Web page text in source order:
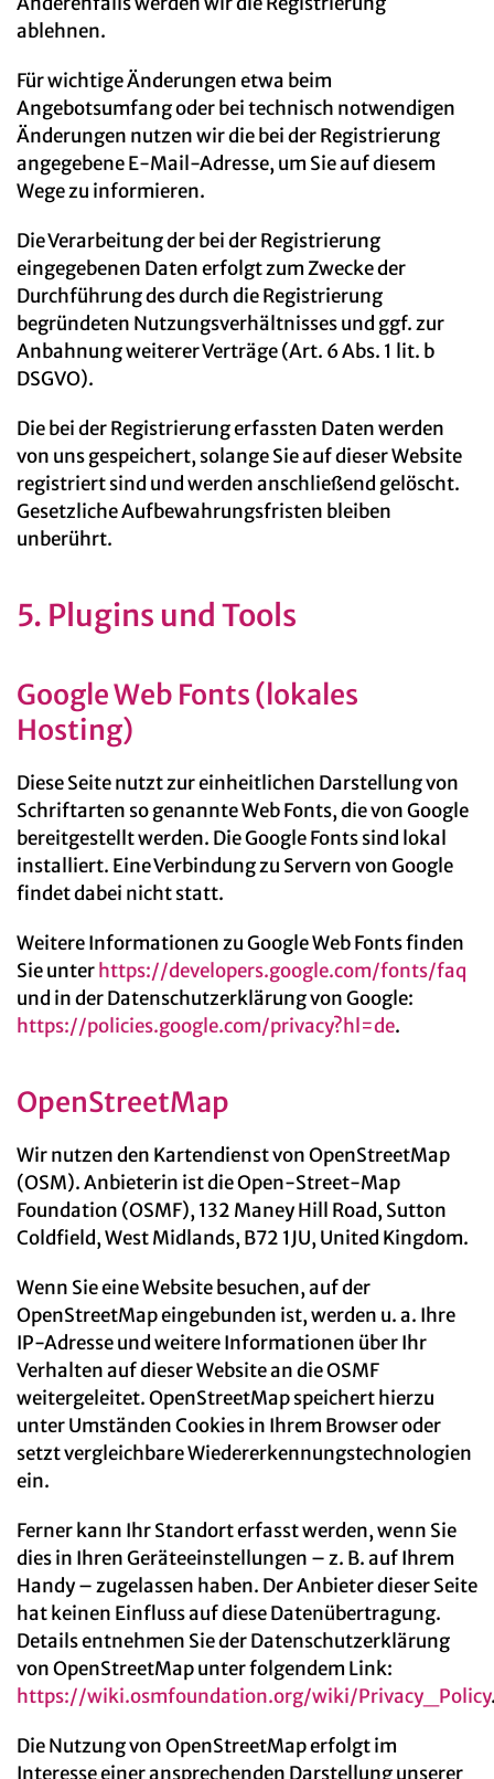
ablehnen.
Für wichtige Änderungen etwa beim
Angebotsumfang oder bei technisch notwendigen
Änderungen nutzen wir die bei der Registrierung
angegebene E-Mail-Adresse, um Sie auf diesem
Wege zu informieren.
Die Verarbeitung der bei der Registrierung
eingegebenen Daten erfolgt zum Zwecke der
Durchführung des durch die Registrierung
begründeten Nutzungsverhältnisses und ggf. zur
Anbahnung weiterer Verträge (Art. 6 Abs. 1 lit. b
DSGVO).
Die bei der Registrierung erfassten Daten werden
von uns gespeichert, solange Sie auf dieser Website
registriert sind und werden anschließend gelöscht.
Gesetzliche Aufbewahrungsfristen bleiben
unberührt.
5. Plugins und Tools
Google Web Fonts (lokales
Hosting)
Diese Seite nutzt zur einheitlichen Darstellung von
Schriftarten so genannte Web Fonts, die von Google
bereitgestellt werden. Die Google Fonts sind lokal
installiert. Eine Verbindung zu Servern von Google
findet dabei nicht statt.
Weitere Informationen zu Google Web Fonts finden
Sie unter https://developers.google.com/fonts/faq
und in der Datenschutzerklärung von Google:
https://policies.google.com/privacy?hl=de.
OpenStreetMap
Wir nutzen den Kartendienst von OpenStreetMap
(OSM). Anbieterin ist die Open-Street-Map
Foundation (OSMF), 132 Maney Hill Road, Sutton
Coldfield, West Midlands, B72 1JU, United Kingdom.
Wenn Sie eine Website besuchen, auf der
OpenStreetMap eingebunden ist, werden u. a. Ihre
IP-Adresse und weitere Informationen über Ihr
Verhalten auf dieser Website an die OSMF
weitergeleitet. OpenStreetMap speichert hierzu
unter Umständen Cookies in Ihrem Browser oder
setzt vergleichbare Wiedererkennungstechnologien
ein.
Ferner kann Ihr Standort erfasst werden, wenn Sie
dies in Ihren Geräteeinstellungen – z. B. auf Ihrem
Handy – zugelassen haben. Der Anbieter dieser Seite
hat keinen Einfluss auf diese Datenübertragung.
Details entnehmen Sie der Datenschutzerklärung
von OpenStreetMap unter folgendem Link:
https://wiki.osmfoundation.org/wiki/Privacy_Policy
Die Nutzung von OpenStreetMap erfolgt im
Interesse einer ansprechenden Darstellung unserer